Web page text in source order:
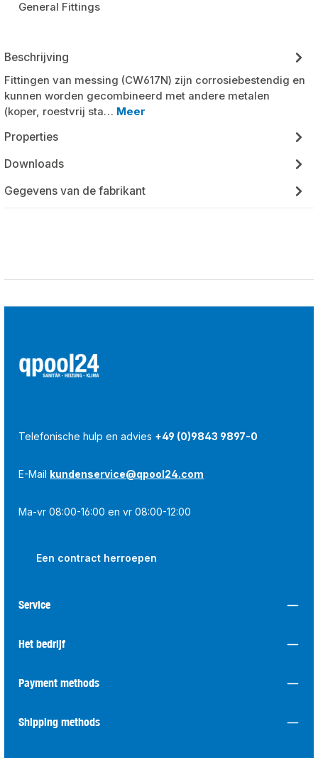
General Fittings
Beschrijving
Fittingen van messing (CW617N) zijn corrosiebestendig en
kunnen worden gecombineerd met andere metalen
(koper, roestvrij sta… Meer
Properties
Downloads
Gegevens van de fabrikant
Telefonische hulp en advies +49 (0)9843 9897-0
E-Mail kundenservice@qpool24.com
Ma-vr 08:00-16:00 en vr 08:00-12:00
Een contract herroepen
Service
Het bedrijf
Payment methods
Shipping methods